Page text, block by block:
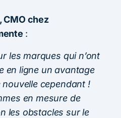
CMO chez
:
les marques qui n’ont
en ligne un avantage
cependant !
en mesure de
les obstacles sur le